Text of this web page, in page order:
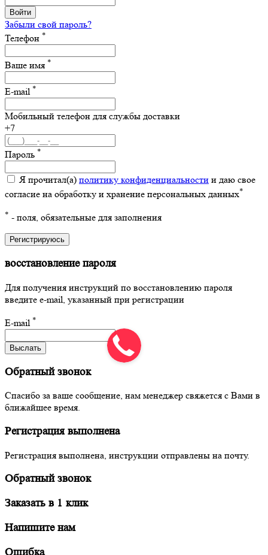
Войти
Забыли свой пароль?
Телефон *
Ваше имя *
E-mail *
Мобильный телефон для службы доставки
+7
Пароль *
Я прочитал(а) политику конфиденциальности и даю свое
согласие на обработку и хранение персональных данных*
* - поля, обязательные для заполнения
Регистрируюсь
восстановление пароля
Для получения инструкций по восстановлению пароля
введите e-mail, указанный при регистрации
E-mail *
Выслать
Обратный звонок
Спасибо за ваше сообщение, нам менеджер свяжется с Вами в
ближайшее время.
Регистрация выполнена
Регистрация выполнена, инструкции отправлены на почту.
Обратный звонок
Заказать в 1 клик
Напишите нам
Ошибка